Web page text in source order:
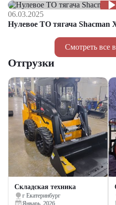
Смотреть все
06.03.2025
Нулевое ТО тягача Shacman
Отгрузки
Складская техника
г Екатеринбург
Январь, 2026